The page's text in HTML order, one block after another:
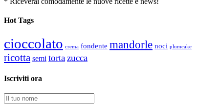
Hot Tags
cioccolato crema fondente mandorle noci plumcake
ricotta semi tortazucca
Iscriviti ora